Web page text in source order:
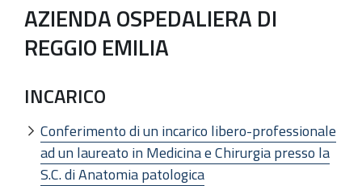
AZIENDA OSPEDALIERA DI
REGGIO EMILIA
INCARICO
Conferimento di un incarico libero-professionale
ad un laureato in Medicina e Chirurgia presso la
S.C. di Anatomia patologica